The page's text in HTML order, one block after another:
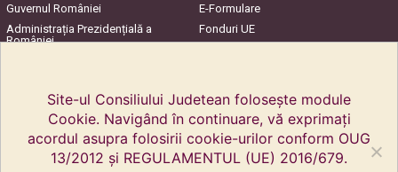
Guvernul României
E-Formulare
Administrația Prezidențială a
României
Fonduri UE
Site-ul Consiliului Judetean folosește module
Cookie. Navigând în continuare, vă exprimați
acordul asupra folosirii cookie-urilor conform OUG
13/2012 și REGULAMENTUL (UE) 2016/679.